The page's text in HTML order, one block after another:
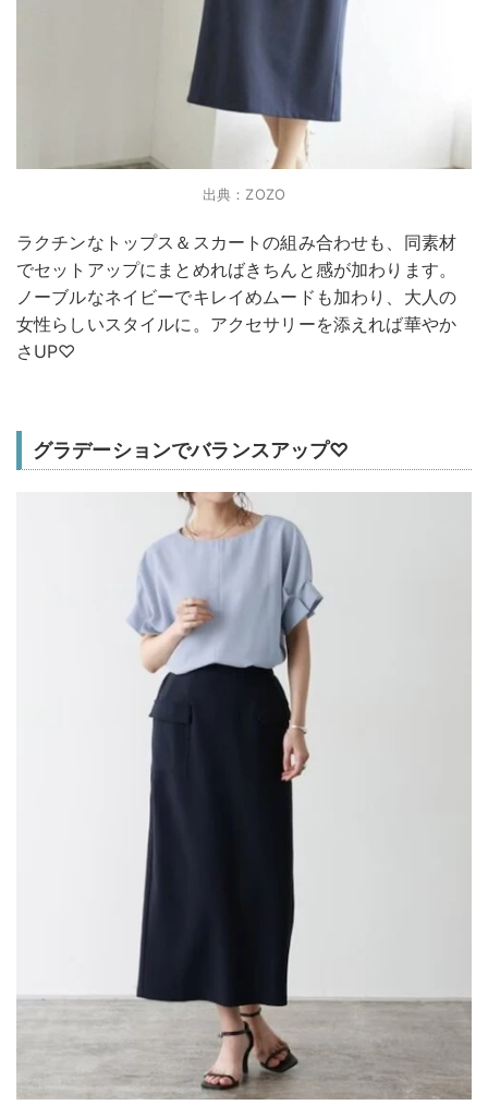
出典：ZOZO
ラクチンなトップス＆スカートの組み合わせも、同素材
でセットアップにまとめればきちんと感が加わります。
ノーブルなネイビーでキレイめムードも加わり、大人の
女性らしいスタイルに。アクセサリーを添えれば華やか
さUP♡
グラデーションでバランスアップ♡